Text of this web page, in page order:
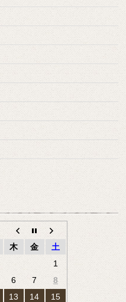
木 金
土
1
6 7
8
13 14
15